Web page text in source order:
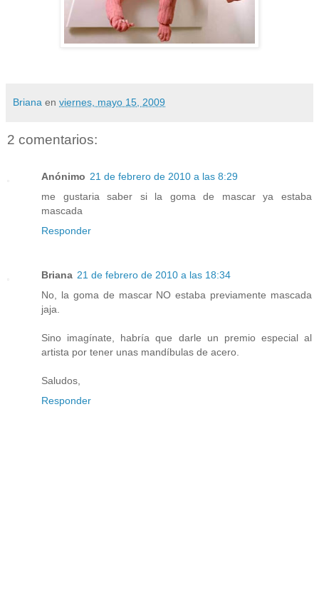
Briana en viernes, mayo 15, 2009
2 comentarios:
Anónimo 21 de febrero de 2010 a las 8:29
me gustaria saber si la goma de mascar ya estaba
mascada
Responder
Briana 21 de febrero de 2010 a las 18:34
No, la goma de mascar NO estaba previamente mascada
jaja.
Sino imagínate, habría que darle un premio especial al
artista por tener unas mandíbulas de acero.
Saludos,
Responder